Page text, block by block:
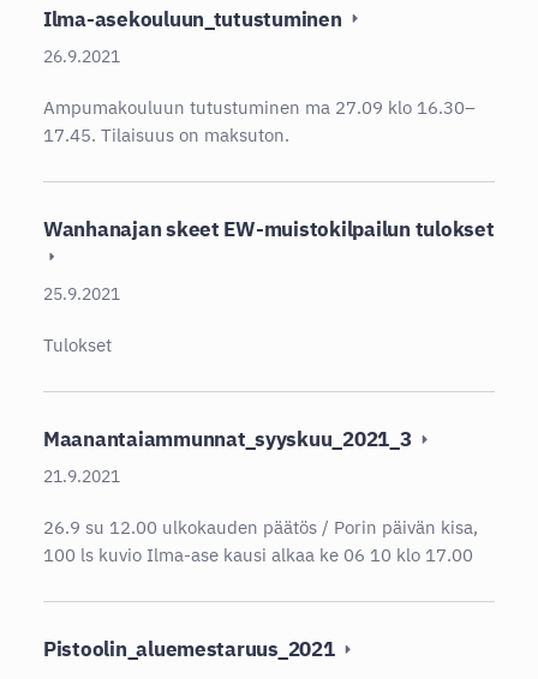
Ilma-asekouluun_tutustuminen
26.9.2021
Ampumakouluun tutustuminen ma 27.09 klo 16.30–
17.45. Tilaisuus on maksuton.
Wanhanajan skeet EW-muistokilpailun tulokset
25.9.2021
Tulokset
Maanantaiammunnat_syyskuu_2021_3
21.9.2021
26.9 su 12.00 ulkokauden päätös / Porin päivän kisa,
100 ls kuvio Ilma-ase kausi alkaa ke 06 10 klo 17.00
Pistoolin_aluemestaruus_2021